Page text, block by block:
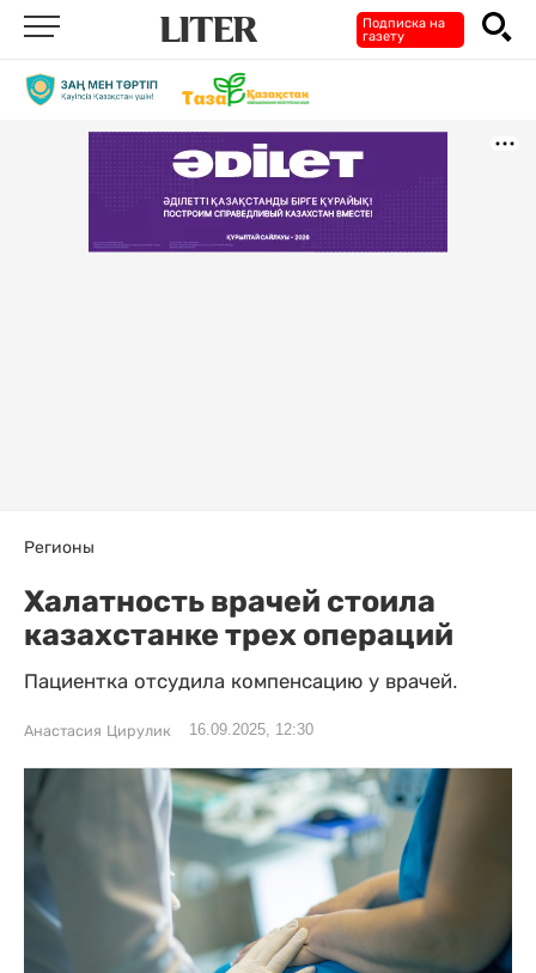
Подписка на
газету
Регионы
Халатность врачей стоила
казахстанке трех операций
Пациентка отсудила компенсацию у врачей.
Анастасия Цирулик 16.09.2025, 12:30